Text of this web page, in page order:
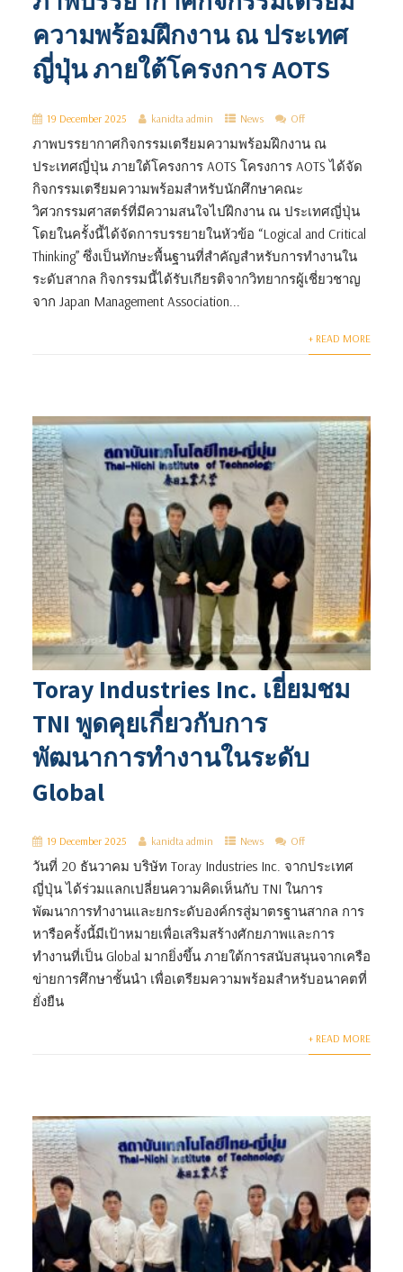
ความพร้อมฝึกงาน ณ ประเทศ
ญี่ปุ่น ภายใต้โครงการ AOTS
19 December 2025 kanidta admin News Off
ภาพบรรยากาศกิจกรรมเตรียมความพร้อมฝึกงาน ณ
ประเทศญี่ปุ่น ภายใต้โครงการ AOTS โครงการ AOTS ได้จัด
กิจกรรมเตรียมความพร้อมสำหรับนักศึกษาคณะ
วิศวกรรมศาสตร์ที่มีความสนใจไปฝึกงาน ณ ประเทศญี่ปุ่น
โดยในครั้งนี้ได้จัดการบรรยายในหัวข้อ “Logical and Critical
Thinking” ซึ่งเป็นทักษะพื้นฐานที่สำคัญสำหรับการทำงานใน
ระดับสากล กิจกรรมนี้ได้รับเกียรติจากวิทยากรผู้เชี่ยวชาญ
จาก Japan Management Association...
+ READ MORE
Toray Industries Inc. เยี่ยมชม
TNI พูดคุยเกี่ยวกับการ
พัฒนาการทำงานในระดับ
Global
19 December 2025 kanidta admin News Off
วันที่ 20 ธันวาคม บริษัท Toray Industries Inc. จากประเทศ
ญี่ปุ่น ได้ร่วมแลกเปลี่ยนความคิดเห็นกับ TNI ในการ
พัฒนาการทำงานและยกระดับองค์กรสู่มาตรฐานสากล การ
หารือครั้งนี้มีเป้าหมายเพื่อเสริมสร้างศักยภาพและการ
ทำงานที่เป็น Global มากยิ่งขึ้น ภายใต้การสนับสนุนจากเครือ
ข่ายการศึกษาชั้นนำ เพื่อเตรียมความพร้อมสำหรับอนาคตที่
ยั่งยืน
+ READ MORE